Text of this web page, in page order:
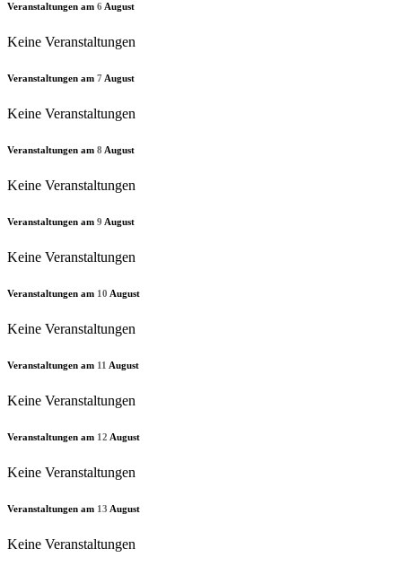
Veranstaltungen am 6 August
Keine Veranstaltungen
Veranstaltungen am 7August
Keine Veranstaltungen
Veranstaltungen am 8 August
Keine Veranstaltungen
Veranstaltungen am 9 August
Keine Veranstaltungen
Veranstaltungen am 10 August
Keine Veranstaltungen
Veranstaltungen am 11 August
Keine Veranstaltungen
Veranstaltungen am 12 August
Keine Veranstaltungen
Veranstaltungen am 13 August
Keine Veranstaltungen